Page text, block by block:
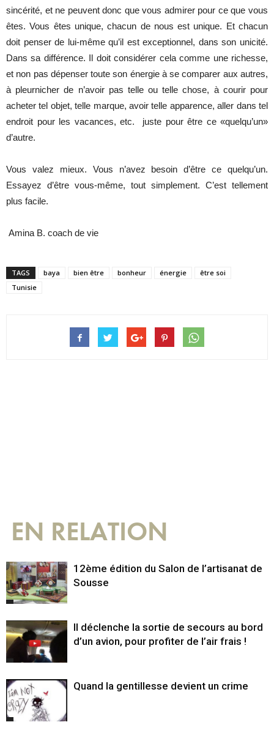
sincérité, et ne peuvent donc que vous admirer pour ce que vous
êtes. Vous êtes unique, chacun de nous est unique. Et chacun
doit penser de lui-même qu’il est exceptionnel, dans son unicité.
Dans sa différence. Il doit considérer cela comme une richesse,
et non pas dépenser toute son énergie à se comparer aux autres,
à pleurnicher de n’avoir pas telle ou telle chose, à courir pour
acheter tel objet, telle marque, avoir telle apparence, aller dans tel
endroit pour les vacances, etc. juste pour être ce «quelqu’un»
d’autre.
Vous valez mieux. Vous n’avez besoin d’être ce quelqu’un.
Essayez d’être vous-même, tout simplement. C’est tellement
plus facile.
Amina B. coach de vie
TAGS baya bien être bonheur énergie
être soi
Tunisie
EN RELATION
12ème édition du Salon de l’artisanat de
Sousse
Il déclenche la sortie de secours au bord
d’un avion, pour profiter de l’air frais !
Quand la gentillesse devient un crime